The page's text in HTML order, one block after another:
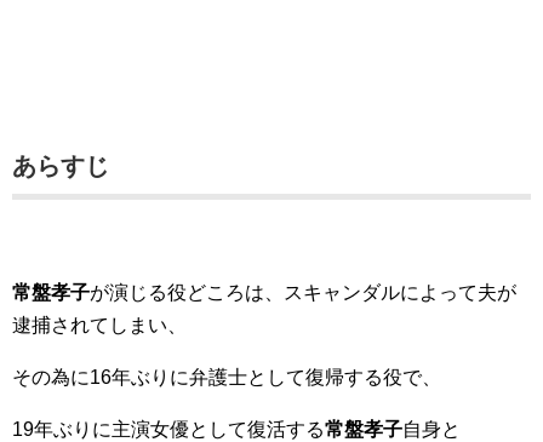
あらすじ
常盤孝子が演じる役どころは、スキャンダルによって夫が
逮捕されてしまい、
その為に16年ぶりに弁護士として復帰する役で、
19年ぶりに主演女優として復活する常盤孝子自身と